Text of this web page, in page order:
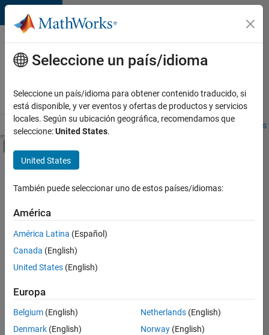
Saltar al contenido
Ofertas
de
empleo
MathWorks
Visión general Búsqueda de empleo Oficinas locales
Contenido principal
FILTRADO POR
Web Applications and Services
Technical Sales Engineering
Product Marketing
Ordenar por
Guardar
empleos
seleccionados
Seleccione un país/idioma
Seleccione un país/idioma para obtener contenido traducido, si
está disponible, y ver eventos y ofertas de productos y servicios
locales. Según su ubicación geográfica, recomendamos que
seleccione:United States.
United States
También puede seleccionar uno de estos países/idiomas:
América
América Latina (Español)
Canada (English)
United States (English)
Europa
Belgium (English)
Denmark (English)
Netherlands(English)
Norway(English)